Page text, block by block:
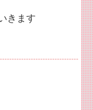
きます